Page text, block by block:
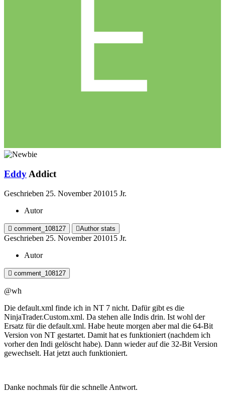
Eddy Addict
Geschrieben 25. November 201015 Jr.
Autor
comment_108127 Author stats
Geschrieben 25. November 201015 Jr.
Autor
comment_108127
@wh
Die default.xml finde ich in NT 7 nicht. Dafür gibt es die
NinjaTrader.Custom.xml. Da stehen alle Indis drin. Ist wohl der
Ersatz für die default.xml. Habe heute morgen aber mal die 64-Bit
Version von NT gestartet. Damit hat es funktioniert (nachdem ich
vorher den Indi gelöscht habe). Dann wieder auf die 32-Bit Version
gewechselt. Hat jetzt auch funktioniert.
Danke nochmals für die schnelle Antwort.